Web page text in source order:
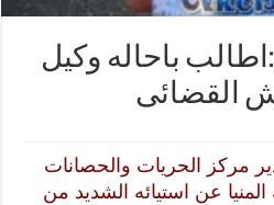
باحاله وكيل
القضائى
مركز الحريات والحصانات
عن استيائه الشديد من